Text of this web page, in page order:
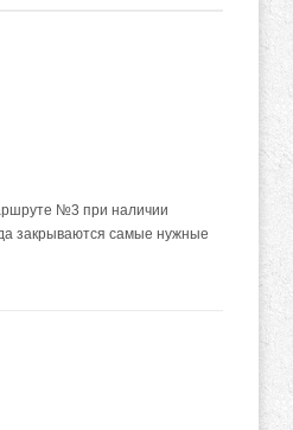
№3 при наличии
закрываются самые нужные